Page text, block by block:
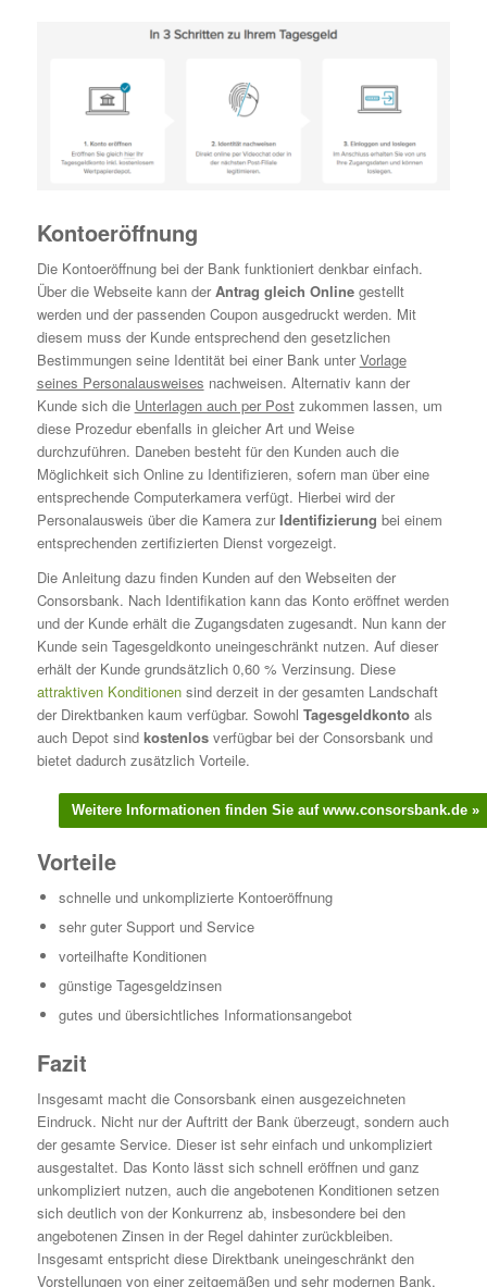
Kontoeröffnung
Die Kontoeröffnung bei der Bank funktioniert denkbar einfach.
Über die Webseite kann derAntrag gleich Onlinegestellt
werden und der passenden Coupon ausgedruckt werden. Mit
diesem muss der Kunde entsprechend den gesetzlichen
Bestimmungen seine Identität bei einer Bank unterVorlage
seines Personalausweises nachweisen. Alternativ kann der
Kunde sich die Unterlagen auch per Postzukommen lassen, um
diese Prozedur ebenfalls in gleicher Art und Weise
durchzuführen. Daneben besteht für den Kunden auch die
Möglichkeit sich Online zu Identifizieren, sofern man über eine
entsprechende Computerkamera verfügt. Hierbei wird der
Personalausweis über die Kamera zurIdentifizierung bei einem
entsprechenden zertifizierten Dienst vorgezeigt.
Die Anleitung dazu finden Kunden auf den Webseiten der
Consorsbank. Nach Identifikation kann das Konto eröffnet werden
und der Kunde erhält die Zugangsdaten zugesandt. Nun kann der
Kunde sein Tagesgeldkonto uneingeschränkt nutzen. Auf dieser
erhält der Kunde grundsätzlich 0,60 % Verzinsung. Diese
attraktiven Konditionensind derzeit in der gesamten Landschaft
der Direktbanken kaum verfügbar. Sowohl Tagesgeldkontoals
auch Depot sind kostenlosverfügbar bei der Consorsbank und
bietet dadurch zusätzlich Vorteile.
Vorteile
schnelle und unkomplizierte Kontoeröffnung
sehr guter Support und Service
vorteilhafte Konditionen
günstige Tagesgeldzinsen
gutes und übersichtliches Informationsangebot
Fazit
Insgesamt macht die Consorsbank einen ausgezeichneten
Eindruck. Nicht nur der Auftritt der Bank überzeugt, sondern auch
der gesamte Service. Dieser ist sehr einfach und unkompliziert
ausgestaltet. Das Konto lässt sich schnell eröffnen und ganz
unkompliziert nutzen, auch die angebotenen Konditionen setzen
sich deutlich von der Konkurrenz ab, insbesondere bei den
angebotenen Zinsen in der Regel dahinter zurückbleiben.
Insgesamt entspricht diese Direktbank uneingeschränkt den
Vorstellungen von einer zeitgemäßen und sehr modernen Bank,